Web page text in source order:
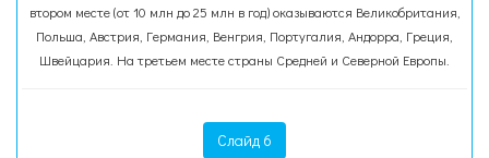
втором месте (от 10 млн до 25 млн в год) оказываются Великобритания,
Польша, Австрия, Германия, Венгрия, Португалия, Андорра, Греция,
Швейцария. На третьем месте страны Средней и Северной Европы.
Слайд 6